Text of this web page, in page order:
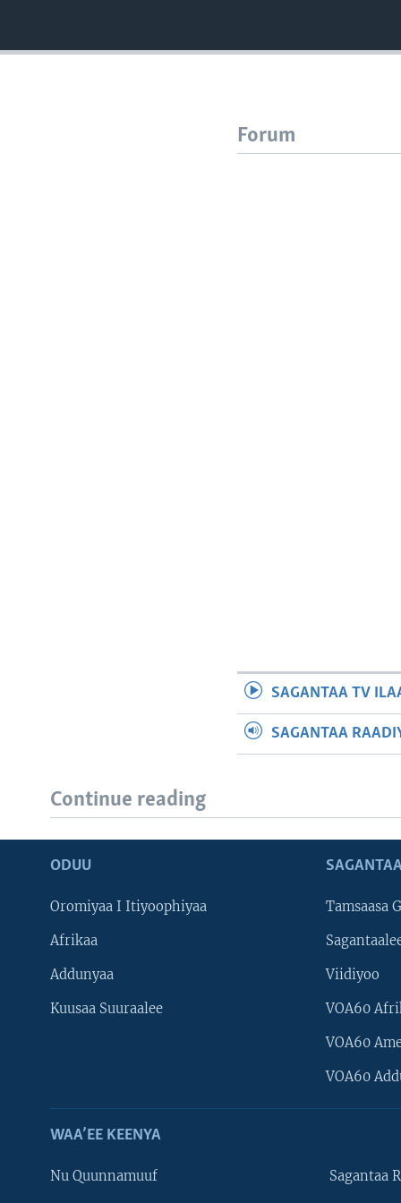
Forum
SAGANTAA TV
SAGANTAA
Continue reading
ODUU
Oromiyaa I Itiyoophiyaa
Afrikaa
Addunyaa
Kuusaa Suuraalee
Tamsaasa
Viidiyoo
VOA60
VOA60
VOA60
WAA’EE KEENYA
Nu Quunnamuuf Sagantaa